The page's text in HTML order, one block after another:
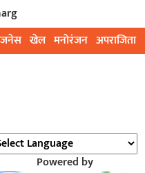
खेल मनोरंजन अपराजिता
Powered by